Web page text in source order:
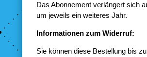
Das Abonnement verlängert sich
um jeweils ein weiteres Jahr.
Informationen zum Widerruf:
Sie können diese Bestellung bis